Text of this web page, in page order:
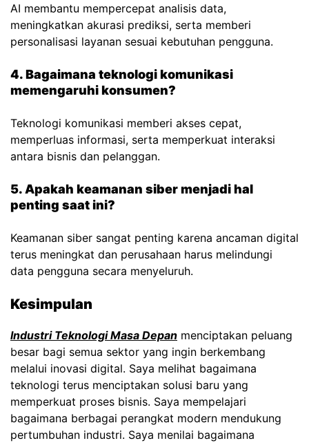
AI membantu mempercepat analisis data,
meningkatkan akurasi prediksi, serta memberi
personalisasi layanan sesuai kebutuhan pengguna.
4. Bagaimana teknologi komunikasi
memengaruhi konsumen?
Teknologi komunikasi memberi akses cepat,
memperluas informasi, serta memperkuat interaksi
antara bisnis dan pelanggan.
5. Apakah keamanan siber menjadi hal
penting saat ini?
Keamanan siber sangat penting karena ancaman digital
terus meningkat dan perusahaan harus melindungi
data pengguna secara menyeluruh.
Kesimpulan
Industri Teknologi Masa Depan menciptakan peluang
besar bagi semua sektor yang ingin berkembang
melalui inovasi digital. Saya melihat bagaimana
teknologi terus menciptakan solusi baru yang
memperkuat proses bisnis. Saya mempelajari
bagaimana berbagai perangkat modern mendukung
pertumbuhan industri. Saya menilai bagaimana